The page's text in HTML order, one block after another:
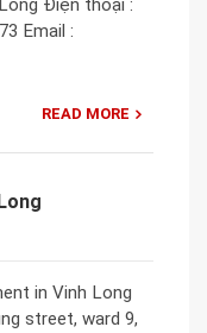
Email :
READ MORE
in Vinh Long
street, ward 9,